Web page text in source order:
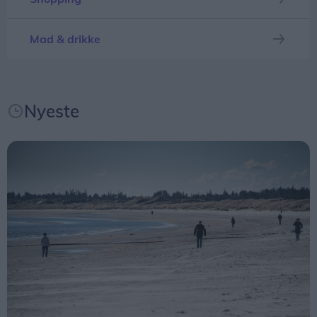
- Det er verdens næststørste haj efter hvalhajen,
fortæller hun.
meter lange.
Usædvanligt syn
Ifølge Annika Thomsen er det usædvanligt at se
en brugde så tæt på kysten i Kattegat.
Mad & drikke
Nyeste